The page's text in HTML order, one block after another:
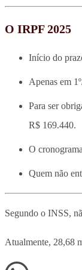
O IRPF 2025
Início do
Apenas em
Para ser
R$ 169.440.
O
Quem não
Segundo o INSS,
Atualmente, 28,68